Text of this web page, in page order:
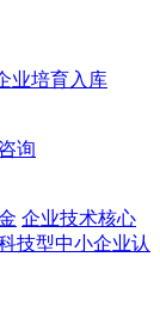
业培育入库
询
企业技术核心
技型中小企业认